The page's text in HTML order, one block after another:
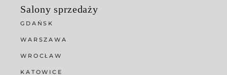
Salony sprzedaży
GDAŃSK
WARSZAWA
WROCŁAW
KATOWICE